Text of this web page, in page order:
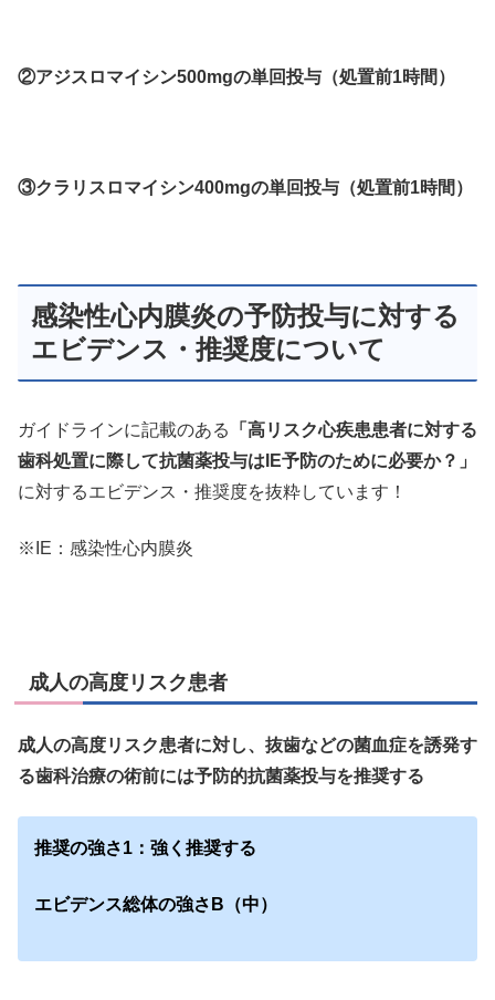
②アジスロマイシン500mgの単回投与（処置前1時間）
③クラリスロマイシン400mgの単回投与（処置前1時間）
感染性心内膜炎の予防投与に対する
エビデンス・推奨度について
ガイドラインに記載のある
「高リスク心疾患患者に対する
歯科処置に際して抗菌薬投与はIE予防のために必要か？」
に対するエビデンス・推奨度を抜粋しています！
※IE：感染性心内膜炎
成人の高度リスク患者
成人の高度リスク患者に対し、抜歯などの菌血症を誘発す
る歯科治療の術前には予防的抗菌薬投与を推奨する
推奨の強さ1：強く推奨する
エビデンス総体の強さB（中）